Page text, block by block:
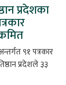
प्रदेशका
९१ पत्रकार
प्रदेशले ३३